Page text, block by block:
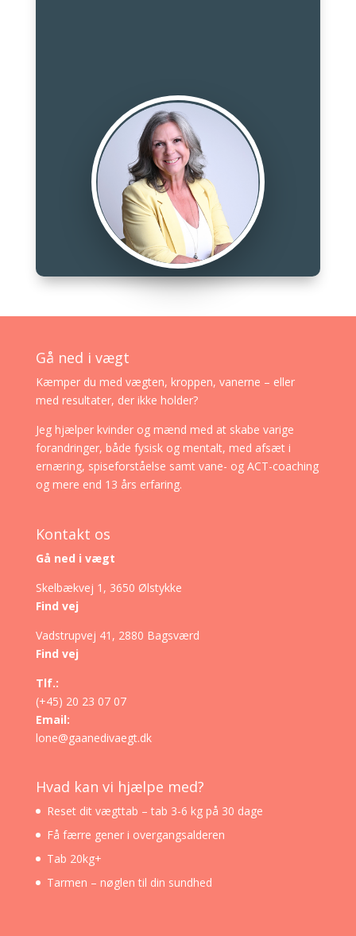
Gå ned i vægt
Kæmper du med vægten, kroppen, vanerne – eller
med resultater, der ikke holder?
Jeg hjælper kvinder og mænd med at skabe varige
forandringer, både fysisk og mentalt, med afsæt i
ernæring, spiseforståelse samt vane- og ACT-coaching
og mere end 13 års erfaring.
Kontakt os
Gå ned i vægt
Skelbækvej 1, 3650 Ølstykke
Find vej
Vadstrupvej 41, 2880 Bagsværd
Find vej
Tlf.:
(+45) 20 23 07 07
Email:
lone@gaanedivaegt.dk
Hvad kan vi hjælpe med?
Reset dit vægttab – tab 3-6 kg på 30 dage
Få færre gener i overgangsalderen
Tab 20kg+
Tarmen – nøglen til din sundhed